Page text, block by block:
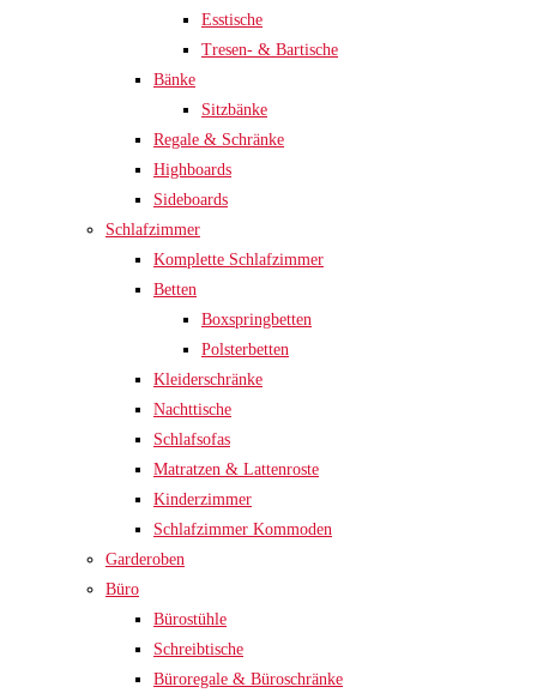
Esstische
Tresen- & Bartische
Bänke
Sitzbänke
Regale & Schränke
Highboards
Sideboards
Schlafzimmer
Komplette Schlafzimmer
Betten
Boxspringbetten
Polsterbetten
Kleiderschränke
Nachttische
Schlafsofas
Matratzen & Lattenroste
Kinderzimmer
Schlafzimmer Kommoden
Garderoben
Büro
Bürostühle
Schreibtische
Büroregale & Büroschränke